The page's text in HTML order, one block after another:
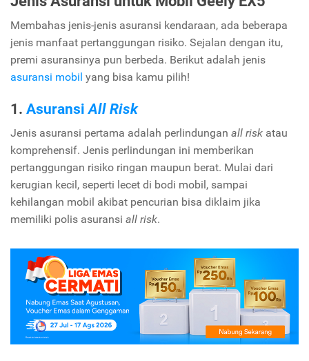
Membahas jenis-jenis asuransi kendaraan, ada beberapa
jenis manfaat pertanggungan risiko. Sejalan dengan itu,
premi asuransinya pun berbeda. Berikut adalah jenis
asuransi mobil yang bisa kamu pilih!
1. AsuransiAll Risk
Jenis asuransi pertama adalah perlindungan all risk atau
komprehensif. Jenis perlindungan ini memberikan
pertanggungan risiko ringan maupun berat. Mulai dari
kerugian kecil, seperti lecet di bodi mobil, sampai
kehilangan mobil akibat pencurian bisa diklaim jika
memiliki polis asuransi all risk.